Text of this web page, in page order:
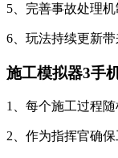
5、完善事故处理机
6、玩法持续更新带
施工模拟器3手
1、每个施工过程
2、作为指挥官确